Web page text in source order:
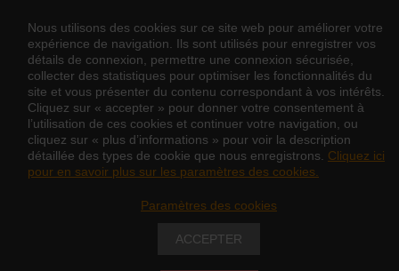
Nous utilisons des cookies sur ce site web pour améliorer votre
expérience de navigation. Ils sont utilisés pour enregistrer vos
détails de connexion, permettre une connexion sécurisée,
collecter des statistiques pour optimiser les fonctionnalités du
site et vous présenter du contenu correspondant à vos intérêts.
Cliquez sur « accepter » pour donner votre consentement à
l’utilisation de ces cookies et continuer votre navigation, ou
cliquez sur « plus d’informations » pour voir la description
détaillée des types de cookie que nous enregistrons. Cliquez ici
pour en savoir plus sur les paramètres des cookies.
Paramètres des cookies
ACCEPTER